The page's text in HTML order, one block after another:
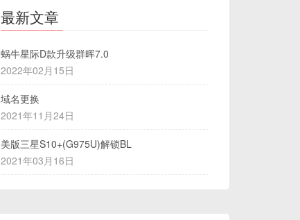
最新文章
蜗牛星际D款升级群晖7.0
2022年02月15日
域名更换
2021年11月24日
美版三星S10+(G975U)解锁BL
2021年03月16日